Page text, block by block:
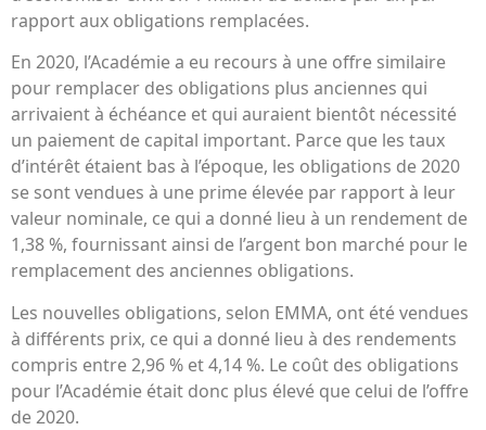
rapport aux obligations remplacées.
En 2020, l’Académie a eu recours à une offre similaire
pour remplacer des obligations plus anciennes qui
arrivaient à échéance et qui auraient bientôt nécessité
un paiement de capital important. Parce que les taux
d’intérêt étaient bas à l’époque, les obligations de 2020
se sont vendues à une prime élevée par rapport à leur
valeur nominale, ce qui a donné lieu à un rendement de
1,38 %, fournissant ainsi de l’argent bon marché pour le
remplacement des anciennes obligations.
Les nouvelles obligations, selon EMMA, ont été vendues
à différents prix, ce qui a donné lieu à des rendements
compris entre 2,96 % et 4,14 %. Le coût des obligations
pour l’Académie était donc plus élevé que celui de l’offre
de 2020.